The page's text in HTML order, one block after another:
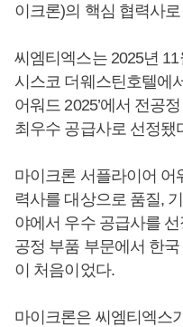
이크론)의 핵심 협력사
씨엠티엑스는 2025년
시스코 더웨스틴호텔에
어워드 2025’에서 전공
최우수 공급사로 선정됐
마이크론 서플라이어 어
력사를 대상으로 품질,
야에서 우수 공급사를
공정 부품 부문에서 한
이 처음이었다.
마이크론은 씨엠티엑스